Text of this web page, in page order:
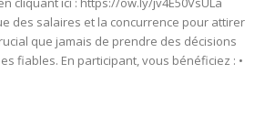
des salaires et la concurrence pour attirer
que jamais de prendre des décisions
fiables. En participant, vous bénéficiez : •